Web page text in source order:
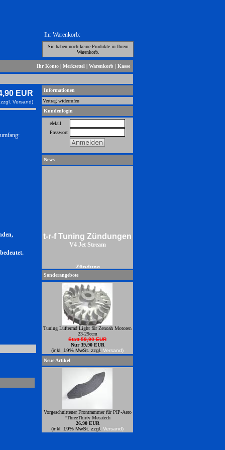
Ihr Warenkorb:
Sie haben noch keine Produkte in Ihrem
Warenkorb.
Ihr Konto | Merkzettel | Warenkorb | Kasse
EUR
Versand)
Informationen
Vertrag widerrufen
Kundenlogin
eMail
Passwort
News
t-r-f Tuning Zündungen
V4 Jet Stream
Zündung
Sonderangebote
Tuning Lüfterrad Light für Zenoah Motoren
23-29ccm
Statt 59,90 EUR
Nur 39,90 EUR
(inkl. 19% MwSt. zzgl. Versand)
Neue Artikel
Vorgeschnittener Frontrammer für PIP-Aero
“ThreeThirty Mecatech
26,90 EUR
(inkl. 19% MwSt. zzgl. Versand)